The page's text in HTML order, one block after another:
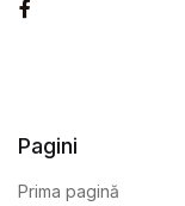
Pagini
Prima pagină